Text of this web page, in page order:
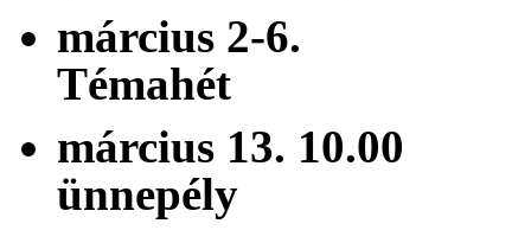
március 2-
Témahét
március 13.
ünnepély